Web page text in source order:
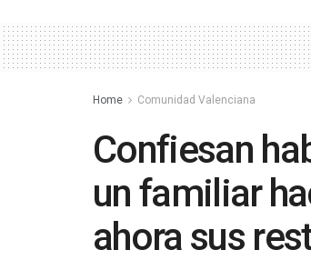
Home Comunidad Valenciana
Confiesan
un familiar
ahora sus